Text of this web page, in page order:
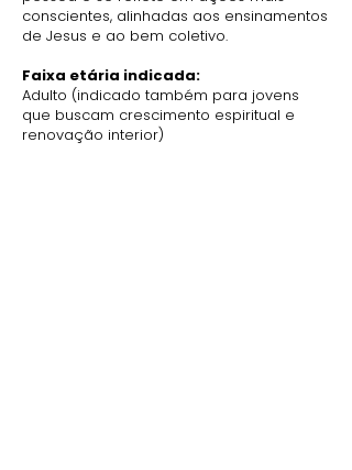
conscientes, alinhadas aos ensinamentos
de Jesus e ao bem coletivo.
Faixa etária indicada:
Adulto (indicado também para jovens
que buscam crescimento espiritual e
renovação interior)